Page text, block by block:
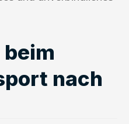
beim
nach